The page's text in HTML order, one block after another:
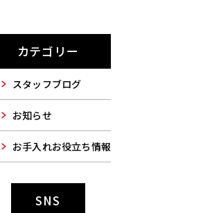
カテゴリー
スタッフブログ
お知らせ
お手入れお役立ち情報
SNS